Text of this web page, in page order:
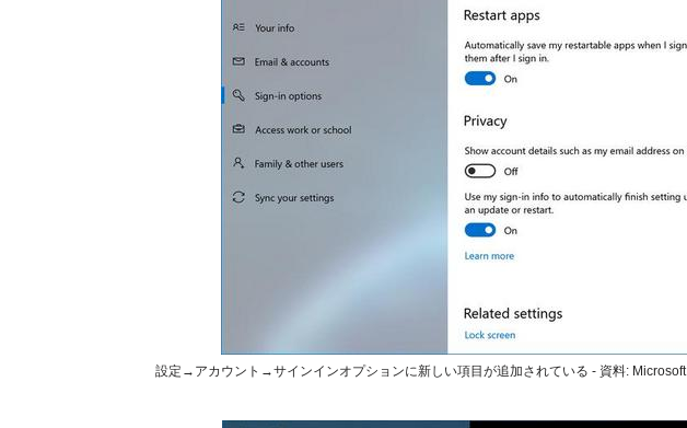
設定→アカウント→サインインオプションに新しい項目が追加されている - 資料: Microsoft